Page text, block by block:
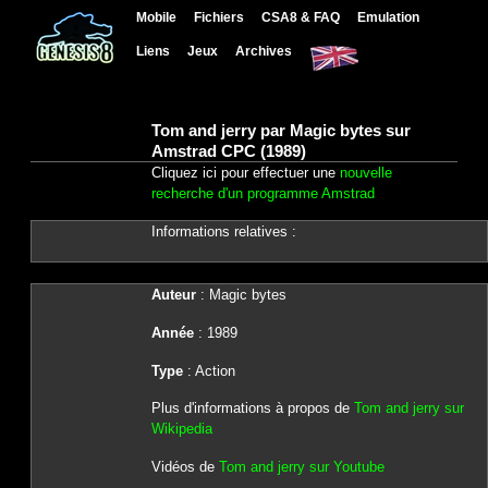
Mobile Fichiers CSA8 & FAQ Emulation
Liens Jeux Archives
Tom and jerry par Magic bytes sur
Amstrad CPC (1989)
Cliquez ici pour effectuer une nouvelle
recherche d'un programme Amstrad
Informations relatives :
Auteur: Magic bytes
Année: 1989
Type: Action
Plus d'informations à propos de Tom and jerry sur
Wikipedia
Vidéos de Tom and jerry sur Youtube